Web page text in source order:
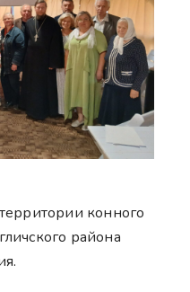
конного
района